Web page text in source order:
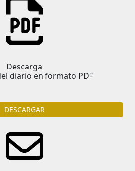
Descarga
diario en formato PDF
DESCARGAR